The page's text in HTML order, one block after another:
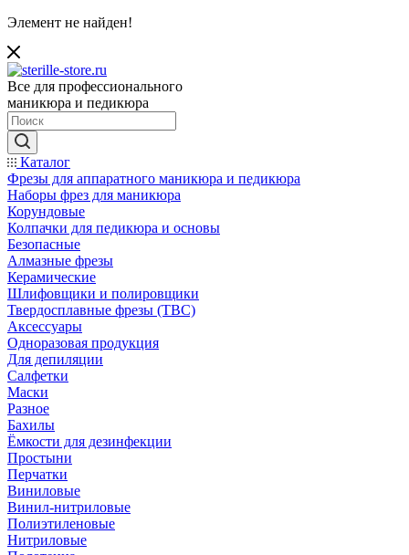
Элемент не найден!
Все для профессионального
маникюра и педикюра
Каталог
Фрезы для аппаратного маникюра и педикюра
Наборы фрез для маникюра
Корундовые
Колпачки для педикюра и основы
Безопасные
Алмазные фрезы
Керамические
Шлифовщики и полировщики
Твердосплавные фрезы (ТВС)
Аксессуары
Одноразовая продукция
Для депиляции
Салфетки
Маски
Разное
Бахилы
Ёмкости для дезинфекции
Простыни
Перчатки
Виниловые
Винил-нитриловые
Полиэтиленовые
Нитриловые